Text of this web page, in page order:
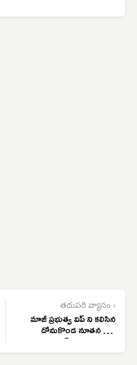
తదుపరి వ్యాసం ›
మాజీ ప్రభుత్వ విప్ ని కలిసిన
దోమకొండ నూతన ఉప
సర్పంచ్, వార్డు సభ్యులు